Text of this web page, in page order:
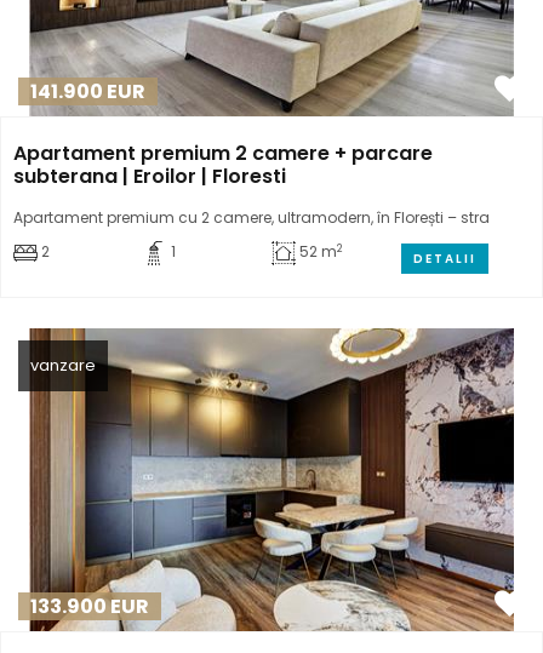
141.900 EUR
Apartament premium 2 camere + parcare
subterana | Eroilor | Floresti
Apartament premium cu 2 camere, ultramodern, în Florești – stra
2
1 52 m2
DETALII
vanzare
133.900EUR